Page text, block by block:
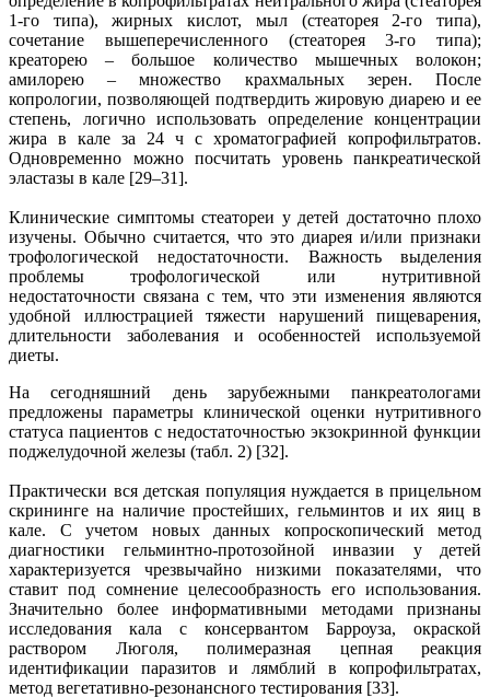
1-го типа), жирных кислот, мыл (стеаторея 2-го типа),
сочетание вышеперечисленного (стеаторея 3-го типа);
креаторею – большое количество мышечных волокон;
амилорею – множество крахмальных зерен. После
копрологии, позволяющей подтвердить жировую диарею и ее
степень, логично использовать определение концентрации
жира в кале за 24 ч с хроматографией копрофильтратов.
Одновременно можно посчитать уровень панкреатической
эластазы в кале [29–31].
Клинические симптомы стеатореи у детей достаточно плохо
изучены. Обычно считается, что это диарея и/или признаки
трофологической недостаточности. Важность выделения
проблемы трофологической или нутритивной
недостаточности связана с тем, что эти изменения являются
удобной иллюстрацией тяжести нарушений пищеварения,
длительности заболевания и особенностей используемой
диеты.
На сегодняшний день зарубежными панкреатологами
предложены параметры клинической оценки нутритивного
статуса пациентов с недостаточностью экзокринной функции
поджелудочной железы (табл. 2) [32].
Практически вся детская популяция нуждается в прицельном
скрининге на наличие простейших, гельминтов и их яиц в
кале. С учетом новых данных копроскопический метод
диагностики гельминтно-протозойной инвазии у детей
характеризуется чрезвычайно низкими показателями, что
ставит под сомнение целесообразность его использования.
Значительно более информативными методами признаны
исследования кала с консервантом Барроуза, окраской
раствором Люголя, полимеразная цепная реакция
идентификации паразитов и лямблий в копрофильтратах,
метод вегетативно-резонансного тестирования [33].